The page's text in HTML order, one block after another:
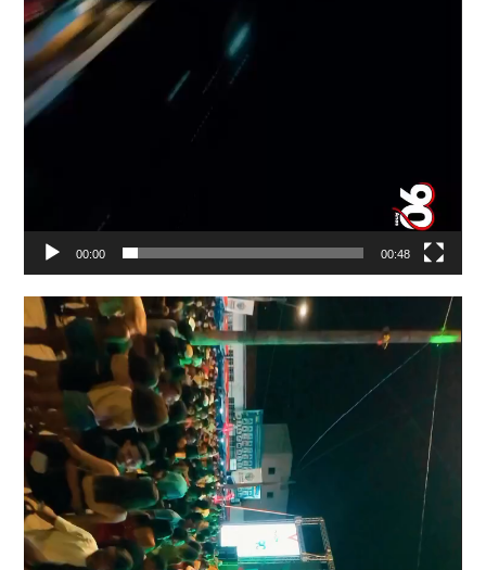
00:00 00:48
Tocador
de
vídeo